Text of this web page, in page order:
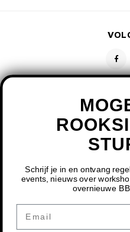
KLANTENSERVICE
MIJN ACCOUNT
DOOR HET GEBRUIKEN
AKKOORD MET HET
Schrijf je in en ontvang
events, nieuws over
overnieuwe
Email